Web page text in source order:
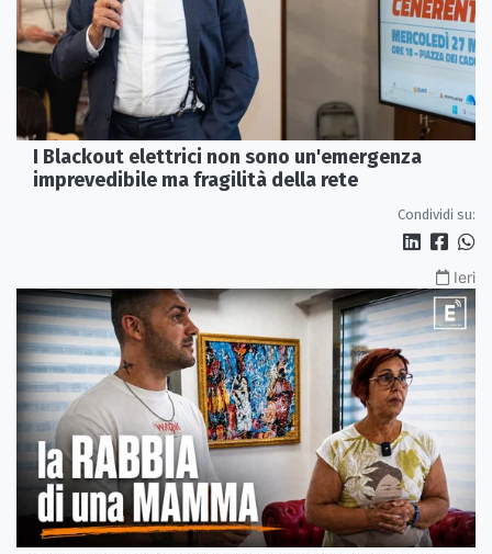
I Blackout elettrici non sono un'emergenza
imprevedibile ma fragilità della rete
Condividi su:
Ieri